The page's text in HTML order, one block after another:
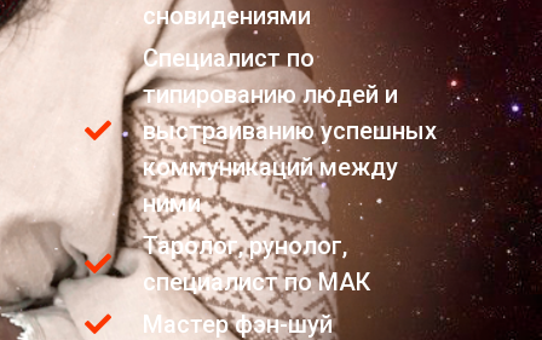
сновидениями
Специалист по
типированию людей и
выстраиванию успешных
коммуникаций между
ними
Таролог, рунолог,
специалист по МАК
Мастер фэн-шуй